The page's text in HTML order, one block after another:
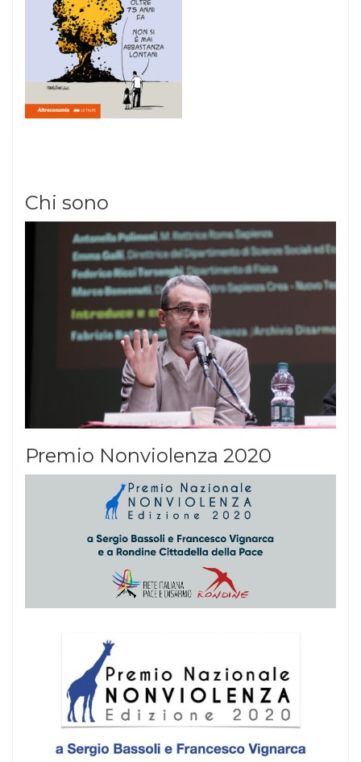
Chi sono
Premio Nonviolenza 2020